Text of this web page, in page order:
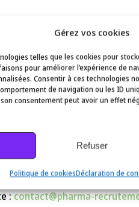
Gérez vos cookies
telles que les cookies pour
pour améliorer l’expérience de
Consentir à ces technologies
de navigation ou les ID
consentement peut avoir un effet
Refuser
Politique de cookiesDéclaration de
tenus par la loi ou par
fournir des
dans une fusion ou
Vous disposez, par
exercer vos droits,
:contact@pharma-